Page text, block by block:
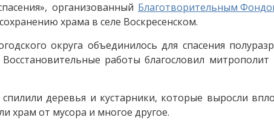
организованный Благотворительным
храма в селе Воскресенском.
округа объединилось для спасения
работы благословил
деревья и кустарники, которые выросли
храм от мусора и многое другое.